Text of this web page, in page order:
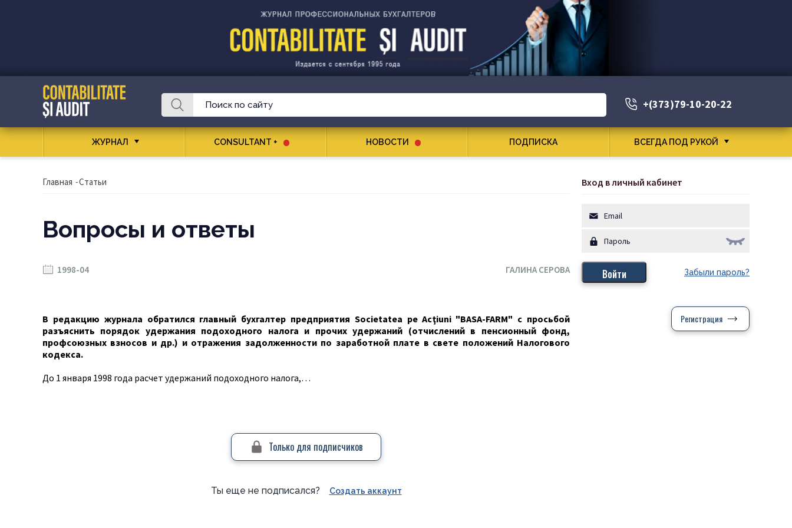
+(373)79-10-20-22
ЖУРНАЛ CONSULTANT + НОВОСТИ ПОДПИСКА ВСЕГДА ПОД РУКОЙ
Главная -Статьи
Вопросы и ответы
1998-04 ГАЛИНА СЕРОВА
В редакцию журнала обратился глав­ный бухгалтер предприятия Societatea ре Acţiuni "BASA-FARM" c просьбой
разъяс­нить порядок удержания подоходного налога и прочих удержаний (отчислений в пенсионный фонд,
профсоюзных взно­сов и др.) и отражения задолженности по заработной плате в свете положений Налогового
кодекса.
До 1 января 1998 года расчет удержаний подо­ходного налога,…
Только для подписчиков
Ты еще не подписался? Создать аккаунт
Вход в личный кабинет
Забыли пароль?
Регистрация